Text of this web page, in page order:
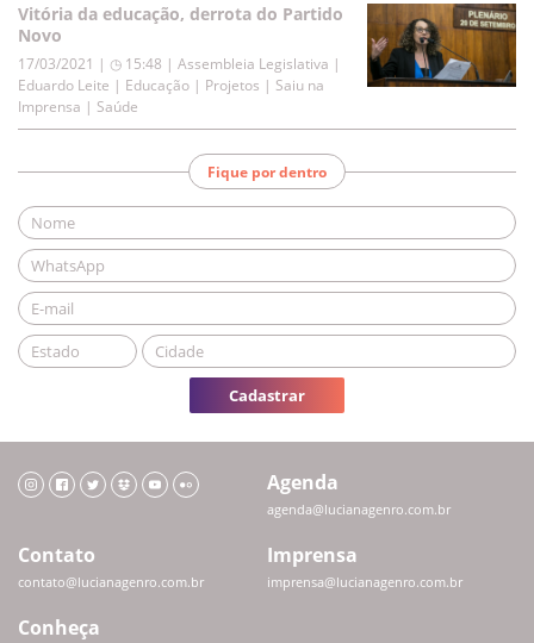
Vitória da educação, derrota do Partido
Novo
17/03/2021 | ◷ 15:48 | Assembleia Legislativa |
Eduardo Leite | Educação | Projetos | Saiu na
Imprensa | Saúde
Fique por dentro
Cadastrar
Agenda
agenda@lucianagenro.com.br
Contato
contato@lucianagenro.com.br
Imprensa
imprensa@lucianagenro.com.br
Conheça